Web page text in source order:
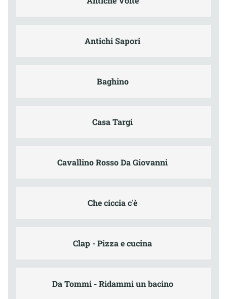
Antichi Sapori
Baghino
Casa Targi
Cavallino Rosso Da Giovanni
Che ciccia c'è
Clap - Pizza e cucina
Da Tommi - Ridammi un bacino